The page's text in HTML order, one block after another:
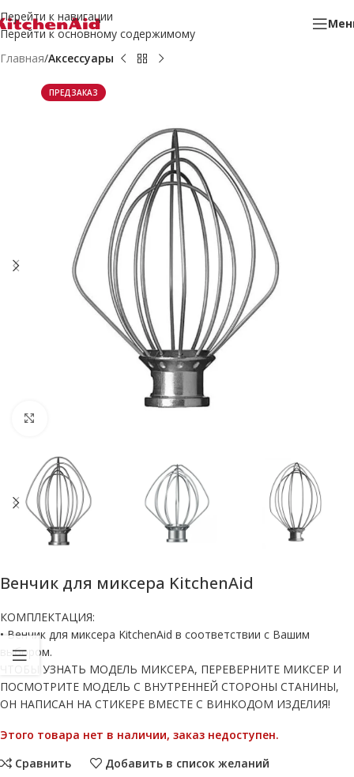
Перейти к навигации
Перейти к основному содержимому
Главная Аксессуары
ПРЕДЗАКАЗ
Венчик для миксера KitchenAid
КОМПЛЕКТАЦИЯ:
• Венчик для миксера KitchenAid в соответствии с Вашим
выбором.
ЧТОБЫ УЗНАТЬ МОДЕЛЬ МИКСЕРА, ПЕРЕВЕРНИТЕ МИКСЕР И
ПОСМОТРИТЕ МОДЕЛЬ С ВНУТРЕННЕЙ СТОРОНЫ СТАНИНЫ,
ОН НАПИСАН НА СТИКЕРЕ ВМЕСТЕ С ВИНКОДОМ ИЗДЕЛИЯ!
Этого товара нет в наличии, заказ недоступен.
Сравнить
Добавить в список желаний